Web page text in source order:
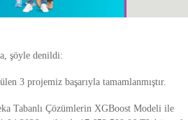
şöyle denildi:
3 projemiz başarıyla tamamlanmıştır.
Tabanlı Çözümlerin XGBoost Modeli ile